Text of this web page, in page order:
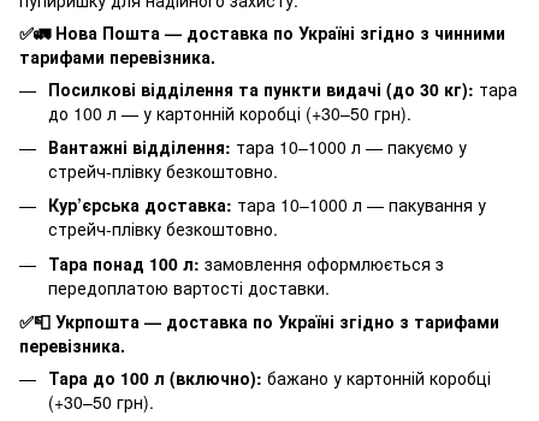
✅🚛 Нова Пошта — доставка по Україні згідно з чинними
тарифами перевізника.
Посилкові відділення та пункти видачі (до 30 кг): тара
до 100 л — у картонній коробці (+30–50 грн).
Вантажні відділення: тара 10–1000 л — пакуємо у
стрейч-плівку безкоштовно.
Кур’єрська доставка: тара 10–1000 л — пакування у
стрейч-плівку безкоштовно.
Тара понад 100 л: замовлення оформлюється з
передоплатою вартості доставки.
✅📮 Укрпошта — доставка по Україні згідно з тарифами
перевізника.
Тара до 100 л (включно): бажано у картонній коробці
(+30–50 грн).